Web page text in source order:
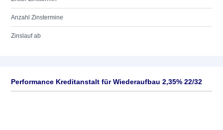
Anzahl Zinstermine
Zinslauf ab
Performance Kreditanstalt für Wiederaufbau 2,35% 22/32